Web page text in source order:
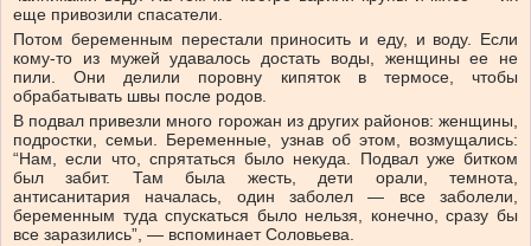
еще привозили спасатели.
Потом беременным перестали приносить и еду, и воду. Если
кому-то из мужей удавалось достать воды, женщины ее не
пили. Они делили поровну кипяток в термосе, чтобы
обрабатывать швы после родов.
В подвал привезли много горожан из других районов: женщины,
подростки, семьи. Беременные, узнав об этом, возмущались:
“Нам, если что, спрятаться было некуда. Подвал уже битком
был забит. Там была жесть, дети орали, темнота,
антисанитария началась, один заболел — все заболели,
беременным туда спускаться было нельзя, конечно, сразу бы
все заразились”, — вспоминает Соловьева.